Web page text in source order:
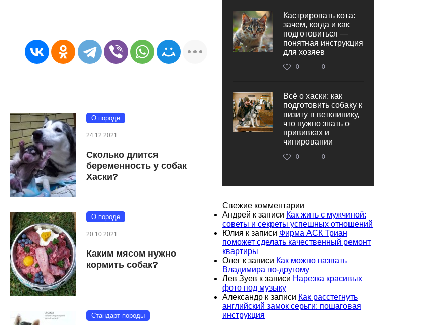
О породе
24.12.2021
Сколько длится
беременность у собак
Хаски?
О породе
20.10.2021
Каким мясом нужно
кормить собак?
Cтандарт породы
Кастрировать кота:
зачем, когда и как
подготовиться —
понятная инструкция
для хозяев
0 0
Всё о хаски: как
подготовить собаку к
визиту в ветклинику,
что нужно знать о
прививках и
чипировании
0 0
Свежие комментарии
Андрей к записи Как жить с мужчиной:
советы и секреты успешных отношений
Юлия к записи Фирма АСК Триан
поможет сделать качественный ремонт
квартиры
Олег к записи Как можно назвать
Владимира по-другому
Лев Зуев к записи Нарезка красивых
фото под музыку
Александр к записи Как расстегнуть
английский замок серьги: пошаговая
инструкция